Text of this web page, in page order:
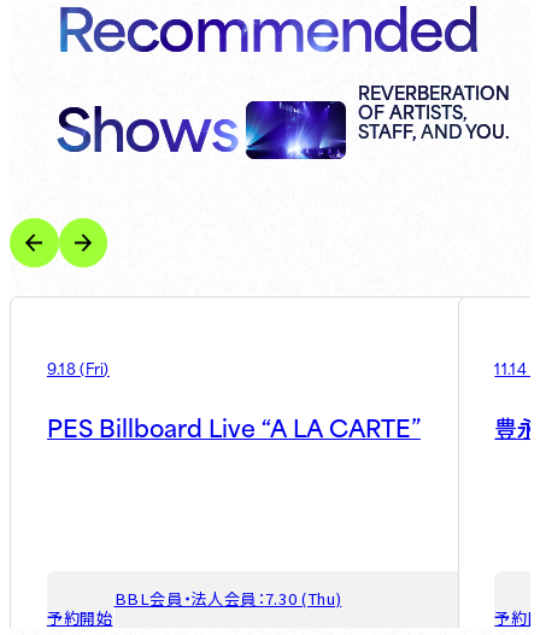
Recommended
Shows
REVERBERATION
OF ARTISTS,
STAFF, AND YOU.
9.18(Fri)
PES Billboard Live “A LA CARTE”
予約開始
BBL会員・法人会員：7.30 (Thu)
11.14(
豊
予約